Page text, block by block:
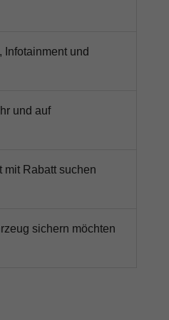
Infotainment und
und auf
mit Rabatt suchen
sichern möchten